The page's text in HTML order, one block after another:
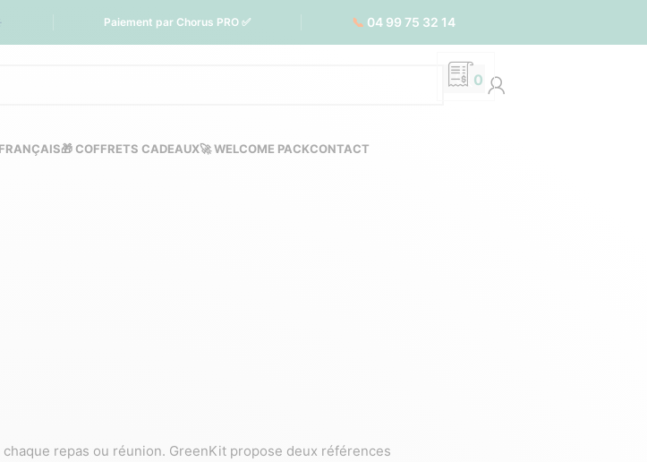
Paiement par Chorus PRO ✅ 📞 04 99 75 32 14
0
🎁 COFFRETS CADEAUX🚀 WELCOME PACKCONTACT
éco-responsable
repas ou réunion. GreenKit propose deux références